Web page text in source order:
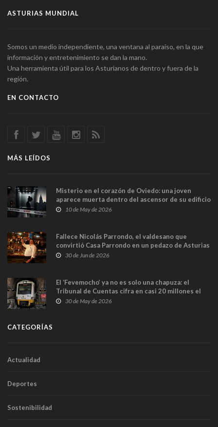
ASTURIAS MUNDIAL
Somos un medio independiente, una ventana al paraíso, en la que
información y entretenimiento se dan la mano.
Una herramienta útil para los Asturianos de dentro y fuera de la
región.
EN CONTACTO
MÁS LEÍDOS
Misterio en el corazón de Oviedo: una joven
aparece muerta dentro del ascensor de su edificio
y las cámaras captan sus últimos minutos
10 de May de 2026
Fallece Nicolás Parrondo, el valdesano que
convirtió Casa Parrondo en un pedazo de Asturias
en Madrid
30 de Jun de 2026
El ‘Fevemocho’ ya no es solo una chapuza: el
Tribunal de Cuentas cifra en casi 20 millones el
sobrecoste de los trenes que no cabían por los
30 de May de 2026
CATEGORÍAS
Actualidad
Deportes
Sostenibilidad